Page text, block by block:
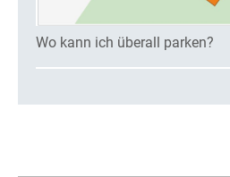
Wo kann ich überall parken?